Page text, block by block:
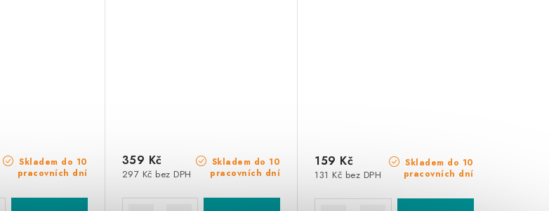
Skladem do 10
pracovních dní
Skladem do 10
pracovních dní
297 Kč bez DPH
359 Kč
Skladem do 10
pracovních dní
131 Kč bez DPH
159 Kč